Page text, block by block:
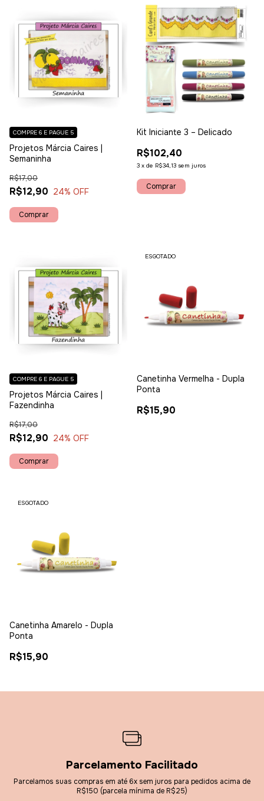
Projetos Márcia Caires |
Semaninha
R$12,90
R$17,00
24% OFF
COMPRE 6 E PAGUE 5 Kit Iniciante 3 – Delicado
R$102,40
3 x de R$34,13 sem juros
Projetos Márcia Caires |
Fazendinha
R$12,90
R$17,00
24% OFF
COMPRE 6 E PAGUE 5
ESGOTADO
Canetinha Vermelha - Dupla
Ponta
R$15,90
ESGOTADO
Canetinha Amarelo - Dupla
Ponta
R$15,90
Parcelamento Facilitado
Parcelamos suas compras em até 6x sem juros para pedidos acima de
R$150 (parcela mínima de R$25)